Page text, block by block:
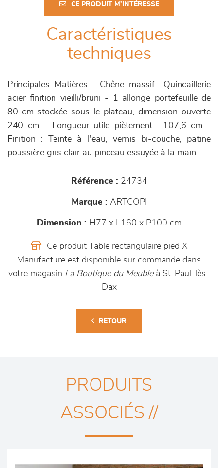
CE PRODUIT M'INTÉRESSE
Caractéristiques
techniques
Principales Matières : Chêne massif- Quincaillerie
acier finition vieilli/bruni - 1 allonge portefeuille de
80 cm stockée sous le plateau, dimension ouverte
240 cm - Longueur utile piètement : 107,6 cm -
Finition : Teinte à l'eau, vernis bi-couche, patine
poussière gris clair au pinceau essuyée à la main.
Référence : 24734
Marque : ARTCOPI
Dimension : H77 x L160 x P100 cm
Ce produit Table rectangulaire pied X
Manufacture est disponible sur commande dans
votre magasin La Boutique du Meubleà St-Paul-lès-
Dax
RETOUR
PRODUITS
ASSOCIÉS //